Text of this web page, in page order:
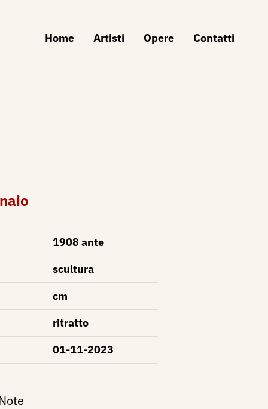
Home Artisti Opere Contatti
1908 ante
scultura
cm
ritratto
01-11-2023